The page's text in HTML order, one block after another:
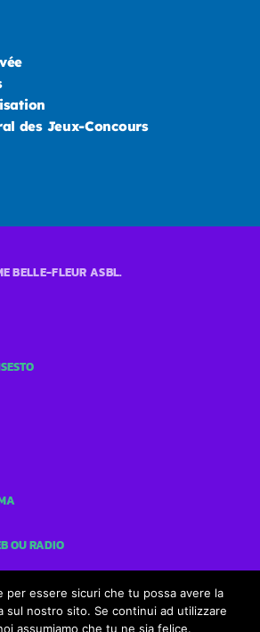
des Jeux-Concours
BELLE-FLEUR ASBL.
OU RADIO
per essere sicuri che tu possa avere la
sul nostro sito. Se continui ad utilizzare
assumiamo che tu ne sia felice.